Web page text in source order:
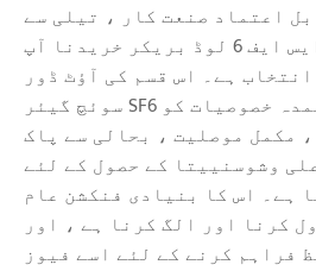
اعتماد صنعت کار ، تیلی سے
ایڈوانس آؤٹ ڈور ایس ایف 6 لوڈ بریکر خریدنا آپ
ہے۔ اس قسم کی آؤٹ ڈور
سوئچ گیئر SF6 گیس کی عمدہ خصوصیات کو
مکمل موصلیت ، بحالی سے پاک
وشوسنییتا کے حصول کے لئے
ہے۔ اس کا بنیادی فنکشن عام
کرنا اور الگ کرنا ہے ، اور
فراہم کرنے کے لئے اسے فیوز